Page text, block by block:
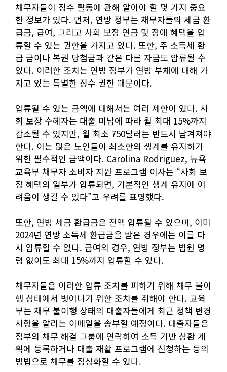
채무자들이 징수 활동에 관해 알아야 할 몇 가지 중요
한 정보가 있다. 먼저, 연방 정부는 채무자들의 세금 환
급금, 급여, 그리고 사회 보장 연금 및 장애 혜택을 압
류할 수 있는 권한을 가지고 있다. 또한, 주 소득세 환
급 금이나 복권 당첨금과 같은 다른 자금도 압류될 수
있다. 이러한 조치는 연방 정부가 연방 부채에 대해 가
지고 있는 특별한 징수 권한 때문이다.
압류될 수 있는 금액에 대해서는 여러 제한이 있다. 사
회 보장 수혜자는 대출 미납에 따라 월 최대 15%까지
감소될 수 있지만, 월 최소 750달러는 반드시 남겨져야
한다. 이는 많은 노인들이 최소한의 생계를 유지하기
위한 필수적인 금액이다. Carolina Rodriguez, 뉴욕
교육부 채무자 소비자 지원 프로그램 이사는 “사회 보
장 혜택의 일부가 압류되면, 기본적인 생계 유지에 어
려움이 생길 수 있다”고 우려를 표명했다.
또한, 연방 세금 환급금은 전액 압류될 수 있으며, 이미
2024년 연방 소득세 환급금을 받은 경우에는 이를 다
시 압류할 수 없다. 급여의 경우, 연방 정부는 법원 명
령 없이도 최대 15%까지 압류할 수 있다.
채무자들은 이러한 압류 조치를 피하기 위해 채무 불이
행 상태에서 벗어나기 위한 조치를 취해야 한다. 교육
부는 채무 불이행 상태의 대출자들에게 최근 정책 변경
사항을 알리는 이메일을 송부할 예정이다. 대출자들은
정부의 채무 해결 그룹에 연락하여 소득 기반 상환 계
획에 등록하거나 대출 재활 프로그램에 신청하는 등의
방법으로 채무를 정상화할 수 있다.